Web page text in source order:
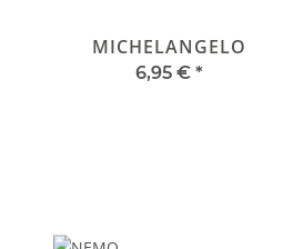
MICHELANGELO
6,95 € *